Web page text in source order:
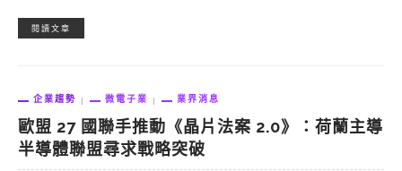
閱讀文章
企業趨勢 微電子業 業界消息
歐盟 27 國聯手推動《晶片法案 2.0》：荷蘭主導
半導體聯盟尋求戰略突破